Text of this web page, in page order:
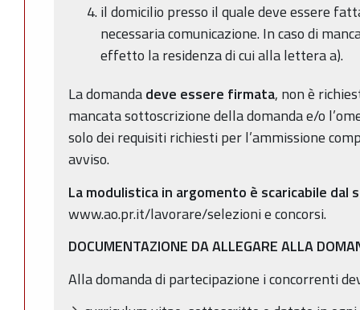
il domicilio presso il quale deve essere
necessaria comunicazione. In caso di
effetto la residenza di cui alla lettera a).
La domandadeve essere firmata, non è
mancata sottoscrizione della domanda e/o
solo dei requisiti richiesti per l’ammissione
avviso.
La modulistica in argomento è scaricabile dal
www.ao.pr.it/lavorare/selezioni e concorsi.
DOCUMENTAZIONE DA ALLEGARE ALLA
Alla domanda di partecipazione i concorrenti